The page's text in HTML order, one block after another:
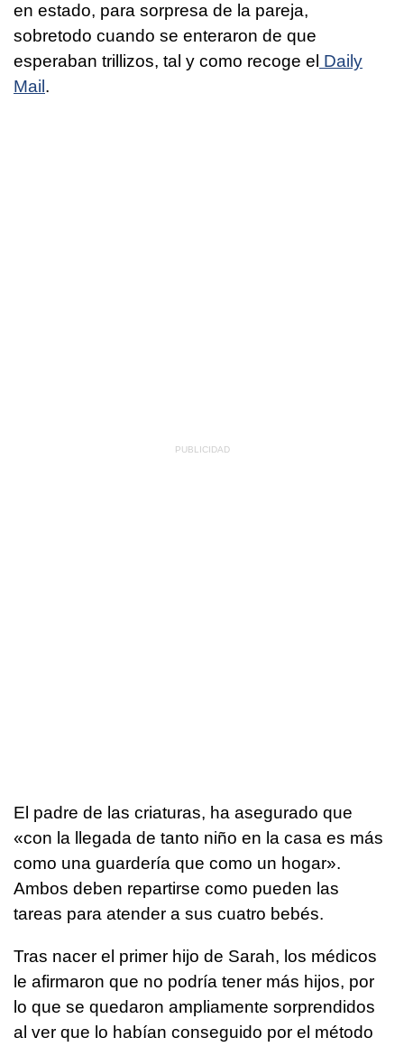
en estado, para sorpresa de la pareja,
sobretodo cuando se enteraron de que
esperaban trillizos, tal y como recoge el Daily
Mail .
El padre de las criaturas, ha asegurado que
«con la llegada de tanto niño en la casa es más
como una guardería que como un hogar».
Ambos deben repartirse como pueden las
tareas para atender a sus cuatro bebés.
Tras nacer el primer hijo de Sarah, los médicos
le afirmaron que no podría tener más hijos, por
lo que se quedaron ampliamente sorprendidos
al ver que lo habían conseguido por el método